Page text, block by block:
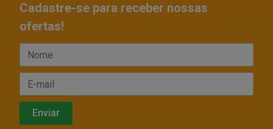
Cadastre-se para receber nossas
ofertas!